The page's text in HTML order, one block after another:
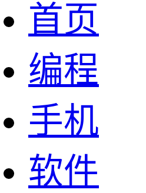
首页
编程
手机
软件